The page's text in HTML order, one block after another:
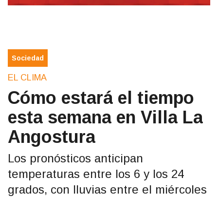
Sociedad
EL CLIMA
Cómo estará el tiempo
esta semana en Villa La
Angostura
Los pronósticos anticipan
temperaturas entre los 6 y los 24
grados, con lluvias entre el miércoles